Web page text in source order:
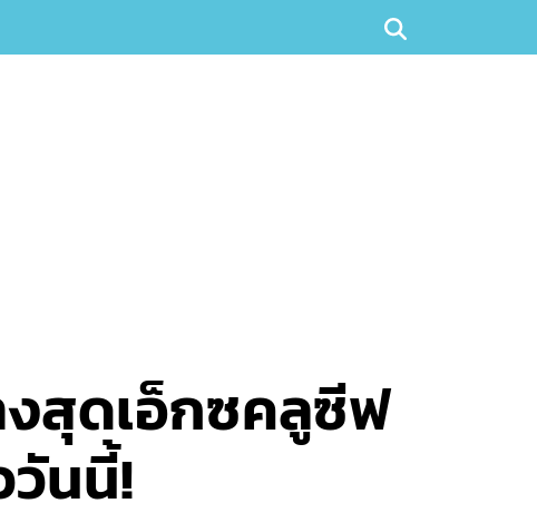
งสุดเอ็กซคลูซีฟ
วันนี้!